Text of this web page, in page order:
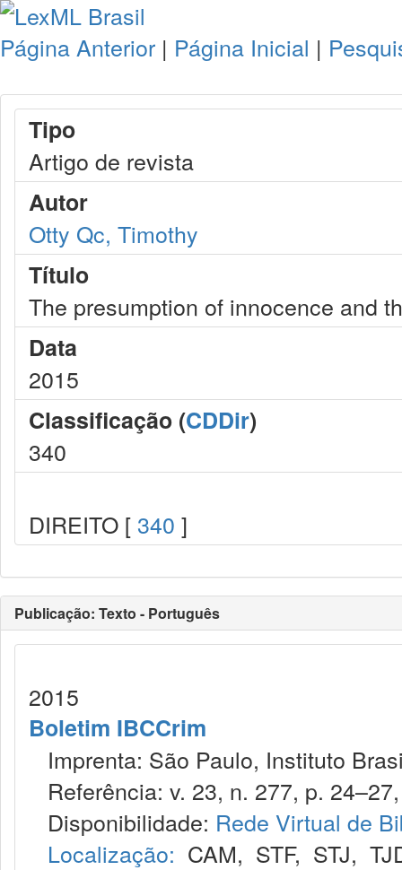
Página Anterior | Página Inicial |
Tipo
Artigo de revista
Autor
Otty Qc, Timothy
Título
The presumption of innocence and
Data
2015
Classificação (CDDir)
340
DIREITO [ 340 ]
Publicação: Texto - Português
2015
Boletim IBCCrim
Imprenta: São Paulo, Instituto
Referência: v. 23, n. 277, p.
Disponibilidade: Rede Virtual de
Localização: CAM, STF, STJ,